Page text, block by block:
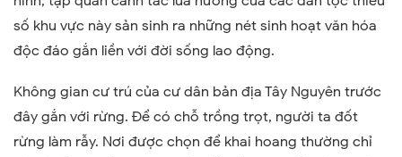
số khu vực này sản sinh ra những nét sinh hoạt văn hóa
độc đáo gắn liền với đời sống lao động.
Không gian cư trú của cư dân bản địa Tây Nguyên trước
đây gắn với rừng. Để có chỗ trồng trọt, người ta đốt
rừng làm rẫy. Nơi được chọn để khai hoang thường chỉ